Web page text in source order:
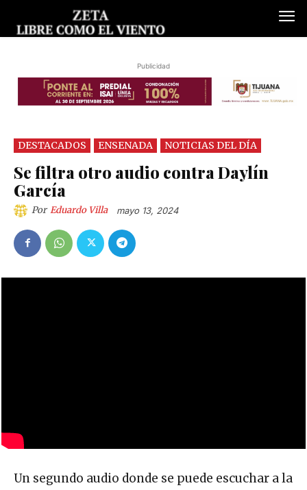
Publicidad
DESTACADOS ENSENADA NOTICIAS DEL DÍA
Se filtra otro audio contra Daylín
García
Por Eduardo Villa mayo 13, 2024
Un segundo audio donde se puede escuchar a la